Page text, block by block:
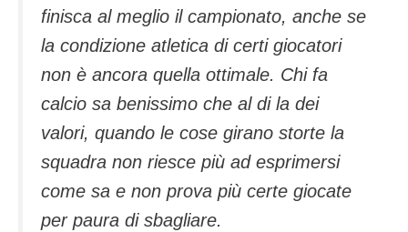
finisca al meglio il campionato, anche se
la condizione atletica di certi giocatori
non è ancora quella ottimale. Chi fa
calcio sa benissimo che al di la dei
valori, quando le cose girano storte la
squadra non riesce più ad esprimersi
come sa e non prova più certe giocate
per paura di sbagliare.